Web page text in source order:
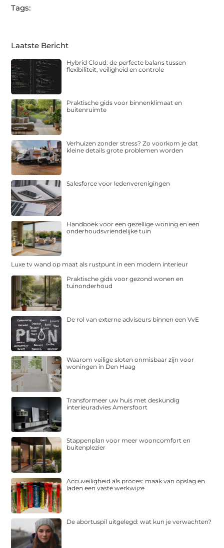
Tags:
Laatste Bericht
Hybrid Cloud: de perfecte balans tussen
flexibiliteit, veiligheid en controle
Praktische gids voor binnenklimaat en
buitenruimte
Verhuizen zonder stress? Zo voorkom je dat
kleine details grote problemen worden
Salesforce voor ledenverenigingen
Handboek voor een gezellige woning en een
onderhoudsvriendelijke tuin
Luxe tv wand op maat als rustpunt in een modern interieur
Praktische gids voor gezond wonen en
tuinonderhoud
De rol van externe adviseurs binnen een VvE
Waarom veilige sloten onmisbaar zijn voor
woningen in Den Haag
Transformeer uw huis met deskundig
interieuradvies Amersfoort
Stappenplan voor meer wooncomfort en
buitenplezier
Accuveiligheid als proces: maak van opslag en
laden een vaste werkwijze
De abortuspil uitgelegd: wat kun je verwachten?